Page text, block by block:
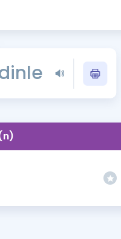
YDS - YÖKDİL
İngilizce Gramer